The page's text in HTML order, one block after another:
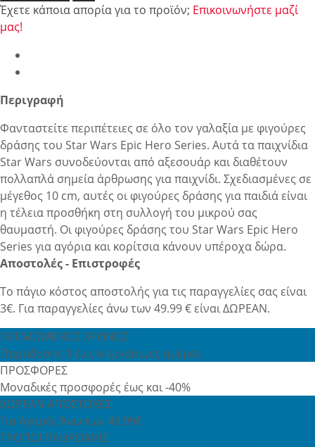
Έχετε κάποια απορία για το προϊόν; Επικοινωνήστε μαζί
μας!
Περιγραφή
Φανταστείτε περιπέτειες σε όλο τον γαλαξία με φιγούρες
δράσης του Star Wars Epic Hero Series. Αυτά τα παιχνίδια
Star Wars συνοδεύονται από αξεσουάρ και διαθέτουν
πολλαπλά σημεία άρθρωσης για παιχνίδι. Σχεδιασμένες σε
μέγεθος 10 cm, αυτές οι φιγούρες δράσης για παιδιά είναι
η τέλεια προσθήκη στη συλλογή του μικρού σας
θαυμαστή. Οι φιγούρες δράσης του Star Wars Epic Hero
Series για αγόρια και κορίτσια κάνουν υπέροχα δώρα.
Αποστολές - Επιστροφές
Το πάγιο κόστος αποστολής για τις παραγγελίες σας είναι
3€. Για παραγγελίες άνω των 49.99 € είναι ΔΩΡΕΑΝ.
ΕΚΤΙΜΩΜΕΝΟΣ ΧΡΟΝΟΣ
Παράδοσης 3 έως 6 εργάσιμες ημέρες
ΠΡΟΣΦΟΡΕΣ
Μοναδικές προσφορές έως και -40%
ΔΩΡΕΑΝ ΑΠΟΣΤΟΛΕΣ
Για Αγορές Άνω των 49,99€
ΤΡΟΠΟΙ ΠΛΗΡΩΜΗΣ